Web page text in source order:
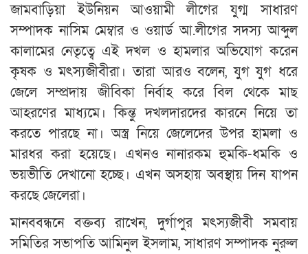
জামবাড়িয়া ইউনিয়ন আওয়ামী লীগের যুগ্ম সাধারণ
সম্পাদক নাসিম মেম্বার ও ওয়ার্ড আ.লীগের সদস্য আব্দুল
কালামের নেতৃত্বে এই দখল ও হামলার অভিযোগ করেন
কৃষক ও মৎস্যজীবীরা। তারা আরও বলেন, যুগ যুগ ধরে
জেলে সম্প্রদায় জীবিকা নির্বাহ করে বিল থেকে মাছ
আহরণের মাধ্যমে। কিন্তু দখলদারদের কারনে নিয়ে তা
করতে পারছে না। অস্ত্র নিয়ে জেলেদের উপর হামলা ও
মারধর করা হয়েছে। এখনও নানারকম হুমকি-ধমকি ও
ভয়ভীতি দেখানো হচ্ছে। এখন অসহায় অবস্থায় দিন যাপন
করছে জেলেরা।
মানববন্ধনে বক্তব্য রাখেন, দুর্গাপুর মৎস্যজীবী সমবায়
সমিতির সভাপতি আমিনুল ইসলাম, সাধারণ সম্পাদক নুরুল